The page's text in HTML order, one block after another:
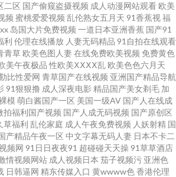
放 日逼综合网9 www欧美日韩女同 成人性交 91免
用下载 欧美伊人精品麻豆 99在线资源站 综合蜜桃
妻色图 先锋影音无码av 丁香婷婷乱鲁 影视先锋资
影音先锋色色网 国产精品1区2区 91草草 户外露出
视频 91精国产国产乱子伦 日韩色图五月天 精品日
播放 91黑丝高 日本不卡 91网址在线免费观看 久久
二区 国产偷窥盗摄视频 成人动漫网站观看 欧美
频 蜜桃爱爱视频 乱伦熟女五月天 91香蕉视福
岛国大片免费视频 一道日本亚洲香蕉 国产91
利 伦理在线播放 人妻无码精品 91自拍在线观看
青草 欧美色图人妻在线免费欧美视频 免费黄色
美午夜极品 性欧美ⅩⅩⅩⅩ乱 欧美色色六月天
比性爱网 青草国产在线视频 亚洲国产精品导航
91狠狠撸 成人深夜电影 精品国产美女剃毛 加
模 萌白酱国产一区 美国一级AV 国产人在线成
拍福利国产视频 国产人成无码视频 国产原创区
草福利 乱伦家庭 成人午夜免费视频 人妖射精 国
产精品午夜一区 中文字幕无码人妻 日本不卡二
频网 91日日夜夜91 超碰碰天天操 91草草酒店
情视频网站 成人视频日本 茄子视频污 亚洲色
日韩逼网 精东传媒入口 黄wwww色香港伦理